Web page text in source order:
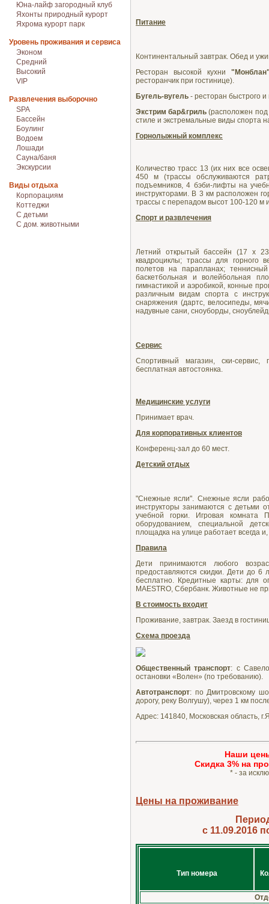
Юна-лайф загородный клуб
Яхонты природный курорт
Яхрома курорт парк
Уровень проживания и сервиса
Эконом
Средний
Высокий
VIP
Развлечения выборочно
SPA
Бассейн
Боулинг
Водоем
Лошади
Сауна/баня
Экскурсии
Виды отдыха
Корпорациям
Коттеджи
С детьми
С дом. животными
Питание
Континентальный завтрак. Обед и
Ресторан высокой кухни
ресторанчик при гостинице).
Бугель-вугель - ресторан быстрого и
Экстрим бар&гриль (расположен
стиле и экстремальные виды спорта
Горнолыжный комплекс
Количество трасс 13 (их них все
450 м (трассы обслуживаются
подъемников, 4 бэби-лифты на
инструкторами. В 3 км расположен
трассы с перепадом высот 100-120 м
Спорт и развлечения
Летний открытый бассейн (17 х 23
квадроциклы; трассы для горного
полетов на парапланах;
баскетбольная и волейбольная
гимнастикой и аэробикой, конные
различным видам спорта с
снаряжения (дартс, велосипеды,
надувные сани, сноуборды,
Сервис
Спортивный магазин, ски-
бесплатная автостоянка.
Медицинские услуги
Принимает врач.
Для корпоративных клиентов
Конференц-зал до 60 мест.
Детский отдых
"Снежные ясли". Снежные ясли
инструкторы занимаются с детьми
учебной горки. Игровая комната
оборудованием, специальной
площадка на улице работает всегда
Правила
Дети принимаются любого
предоставляются скидки. Дети до 6
бесплатно. Кредитные карты: для
MAESTRO, Сбербанк. Животные не
В стоимость входит
Проживание, завтрак. Заезд в
Схема проезда
Общественный транспорт: с
остановки «Волен» (по требованию).
Автотранспорт: по Дмитровскому
дорогу, реку Волгушу), через 1 км
Адрес: 141840, Московская область,
Наши
Cкидка 3% на
* - за
Цены на проживание
с 11.09.2016
Тип номера